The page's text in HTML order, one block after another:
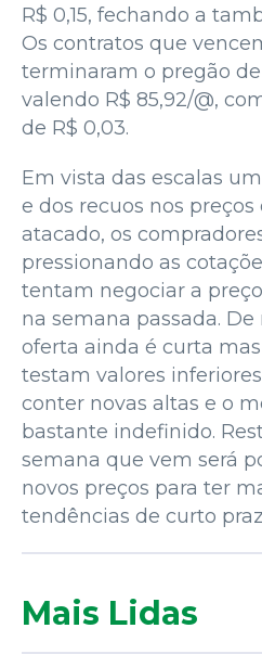
R$ 0,15, fechando a
Os contratos que
terminaram o pregão
valendo R$ 85,92/@,
de R$ 0,03.
Em vista das escalas
e dos recuos nos
atacado, os
pressionando as
tentam negociar a
na semana passada.
oferta ainda é curta
testam valores
conter novas altas e o
bastante indefinido.
semana que vem será
novos preços para ter
tendências de curto
Mais Lidas